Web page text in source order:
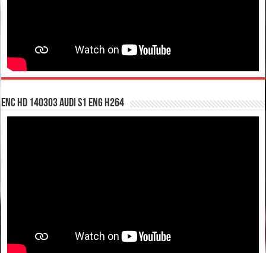
enc hd 140303 Audi S1 ENG H264